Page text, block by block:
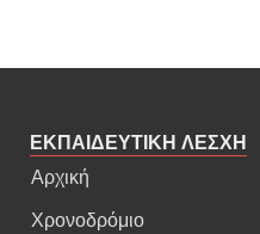
ΕΚΠΑΙΔΕΥΤΙΚΗ ΛΕΣΧΗ
Αρχική
Χρονοδρόμιο